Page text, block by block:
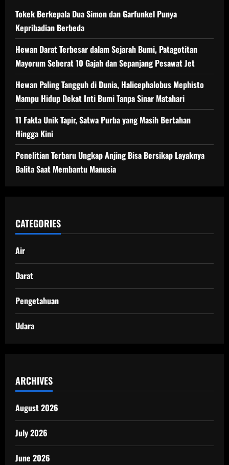
Tokek Berkepala Dua Simon dan Garfunkel Punya
Kepribadian Berbeda
Hewan Darat Terbesar dalam Sejarah Bumi, Patagotitan
Mayorum Seberat 10 Gajah dan Sepanjang Pesawat Jet
Hewan Paling Tangguh di Dunia, Halicephalobus Mephisto
Mampu Hidup Dekat Inti Bumi Tanpa Sinar Matahari
11 Fakta Unik Tapir, Satwa Purba yang Masih Bertahan
Hingga Kini
Penelitian Terbaru Ungkap Anjing Bisa Bersikap Layaknya
Balita Saat Membantu Manusia
CATEGORIES
Air
Darat
Pengetahuan
Udara
ARCHIVES
August 2026
July 2026
June 2026